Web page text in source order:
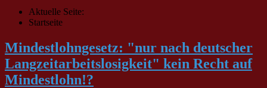
Aktuelle Seite:
Startseite
Mindestlohngesetz: "nur nach deutscher
Langzeitarbeitslosigkeit" kein Recht auf
Mindestlohn!?